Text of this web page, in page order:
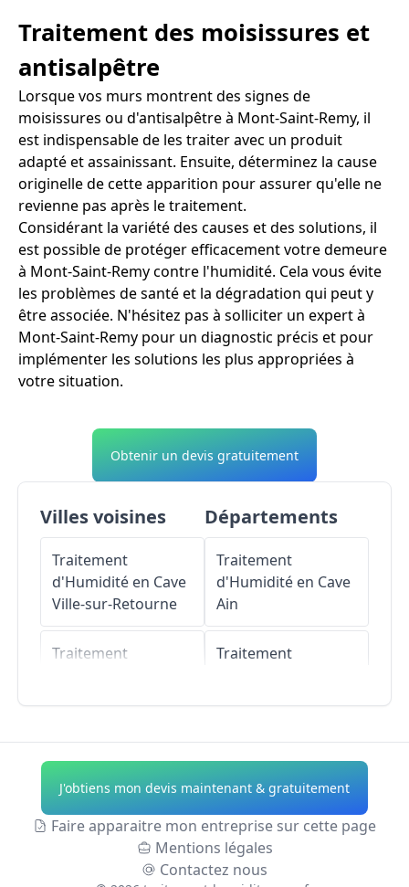
Traitement des moisissures et
antisalpêtre
Lorsque vos murs montrent des signes de
moisissures ou d'antisalpêtre à Mont-Saint-Remy, il
est indispensable de les traiter avec un produit
adapté et assainissant. Ensuite, déterminez la cause
originelle de cette apparition pour assurer qu'elle ne
revienne pas après le traitement.
Considérant la variété des causes et des solutions, il
est possible de protéger efficacement votre demeure
à Mont-Saint-Remy contre l'humidité. Cela vous évite
les problèmes de santé et la dégradation qui peut y
être associée. N'hésitez pas à solliciter un expert à
Mont-Saint-Remy pour un diagnostic précis et pour
implémenter les solutions les plus appropriées à
votre situation.
Obtenir un devis gratuitement
Villes voisines
Traitement
d'Humidité en Cave
Ville-sur-Retourne
Traitement
Traitement
Cauroy
Traitement
d'Humidité en Cave
Départements
Traitement
d'Humidité en Cave
Ain
Traitement
Traitement
Allier
Traitement
d'Humidité en Cave
J'obtiens mon devis maintenant & gratuitement
Faire apparaitre mon entreprise sur cette page
Mentions légales
Contactez nous